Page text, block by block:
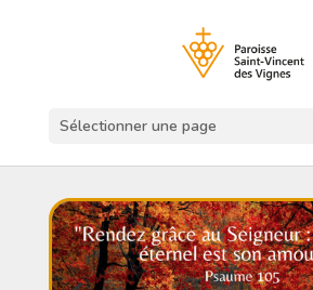
Sélectionner une page